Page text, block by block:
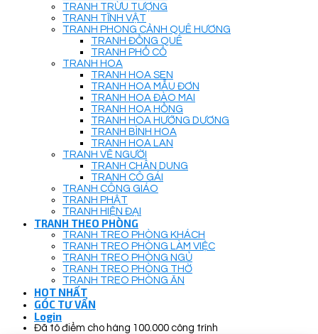
TRANH TRỪU TƯỢNG
TRANH TĨNH VẬT
TRANH PHONG CẢNH QUÊ HƯƠNG
TRANH ĐỒNG QUÊ
TRANH PHỐ CỔ
TRANH HOA
TRANH HOA SEN
TRANH HOA MẪU ĐƠN
TRANH HOA ĐÀO MAI
TRANH HOA HỒNG
TRANH HOA HƯỚNG DƯƠNG
TRANH BÌNH HOA
TRANH HOA LAN
TRANH VẼ NGƯỜI
TRANH CHÂN DUNG
TRANH CÔ GÁI
TRANH CÔNG GIÁO
TRANH PHẬT
TRANH HIỆN ĐẠI
TRANH THEO PHÒNG
TRANH TREO PHÒNG KHÁCH
TRANH TREO PHÒNG LÀM VIỆC
TRANH TREO PHÒNG NGỦ
TRANH TREO PHÒNG THỜ
TRANH TREO PHÒNG ĂN
HOT NHẤT
GÓC TƯ VẤN
Login
Đã tô điểm cho hàng 100.000 công trình